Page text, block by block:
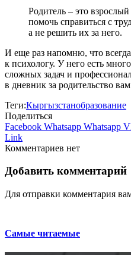
Родитель – это
помочь справиться с
а не решить их за него.
И еще раз напомню, что
к психологу. У него есть
сложных задач и
в дневник за родительство
Теги:Кыргызстанобразование
Поделиться
Facebook Whatsapp Whatsapp
Link
Комментариев нет
Добавить комментарий
Для отправки комментария
Самые читаемые